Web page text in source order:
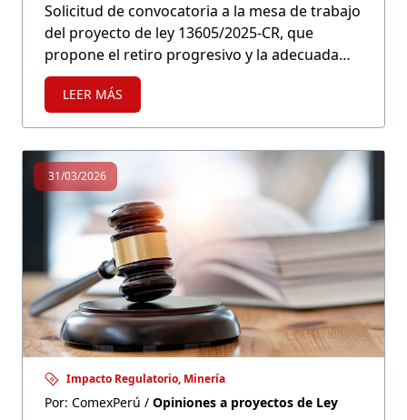
Solicitud de convocatoria a la mesa de trabajo
del proyecto de ley 13605/2025-CR, que
propone el retiro progresivo y la adecuada
gestión del cableado aéreo en desuso.
LEER MÁS
31/03/2026
Impacto Regulatorio, Minería
Por: ComexPerú / Opiniones a proyectos de Ley